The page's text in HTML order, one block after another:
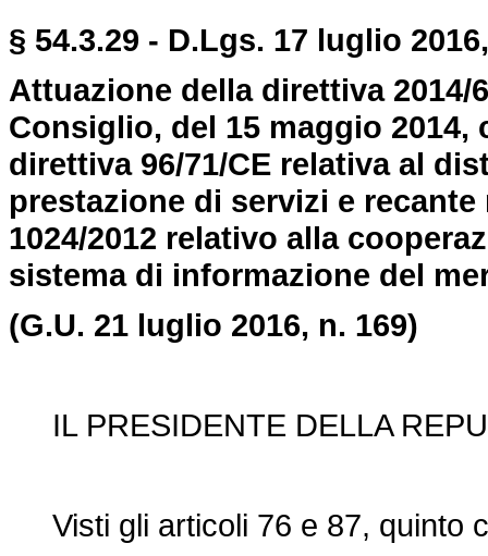
§ 54.3.29 - D.Lgs. 17 luglio
Attuazione della direttiva 2014/
Consiglio, del 15 maggio
direttiva 96/71/CE relativa al
prestazione di servizi e
1024/2012 relativo alla
sistema di informazione del
(G.U. 21 luglio 2016, n. 169)
IL PRESIDENTE DELLA
Visti gli articoli 76 e 87, quinto